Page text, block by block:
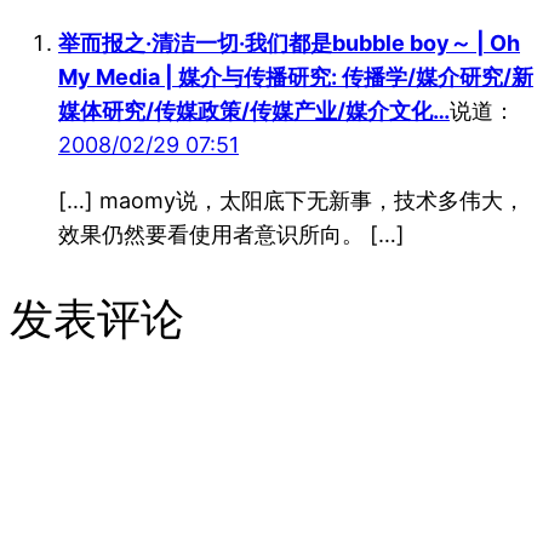
举而报之·清洁一切·我们都是bubble boy～ | Oh
My Media | 媒介与传播研究: 传播学/媒介研究/新
媒体研究/传媒政策/传媒产业/媒介文化…说道：
2008/02/29 07:51
[…] maomy说，太阳底下无新事，技术多伟大，
效果仍然要看使用者意识所向。 […]
发表评论